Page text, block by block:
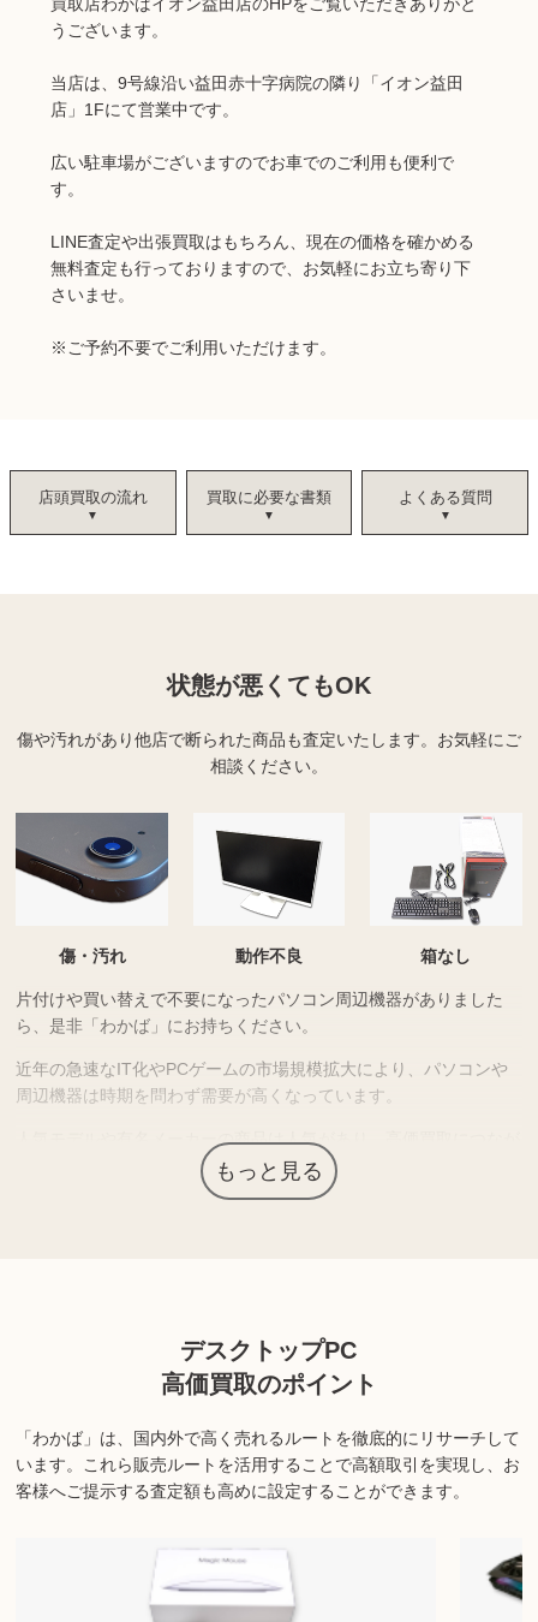
うございます。
当店は、9号線沿い益田赤十字病院の隣り「イオン益田
店」1Fにて営業中です。
広い駐車場がございますのでお車でのご利用も便利で
す。
LINE査定や出張買取はもちろん、現在の価格を確かめる
無料査定も行っておりますので、お気軽にお立ち寄り下
さいませ。
※ ご予約不要でご利用いただけます。
店頭買取の流れ 買取に必要な書類 よくある質問
状態が悪くてもOK
傷や汚れがあり他店で断られた商品も査定いたします。 お気軽にご
相談ください。
傷・汚れ 動作不良 箱なし
片付けや買い替えで不要になったパソコン周辺機器がありました
ら、是非「わかば」にお持ちください。
近年の急速なIT化やPCゲームの市場規模拡大により、パソコンや
周辺機器は時期を問わず需要が高くなっています。
人気モデルや有名メーカーの商品は人気があり、高価買取につなが
す。詳しくは店舗までお問い合わせください。
もっと見る
デスクトップPC
高価買取のポイント
「わかば」は、国内外で高く売れるルートを徹底的にリサーチして
います。 これら販売ルートを活用することで高額取引を実現し、お
客様へご提示する査定額も高めに設定することができます。